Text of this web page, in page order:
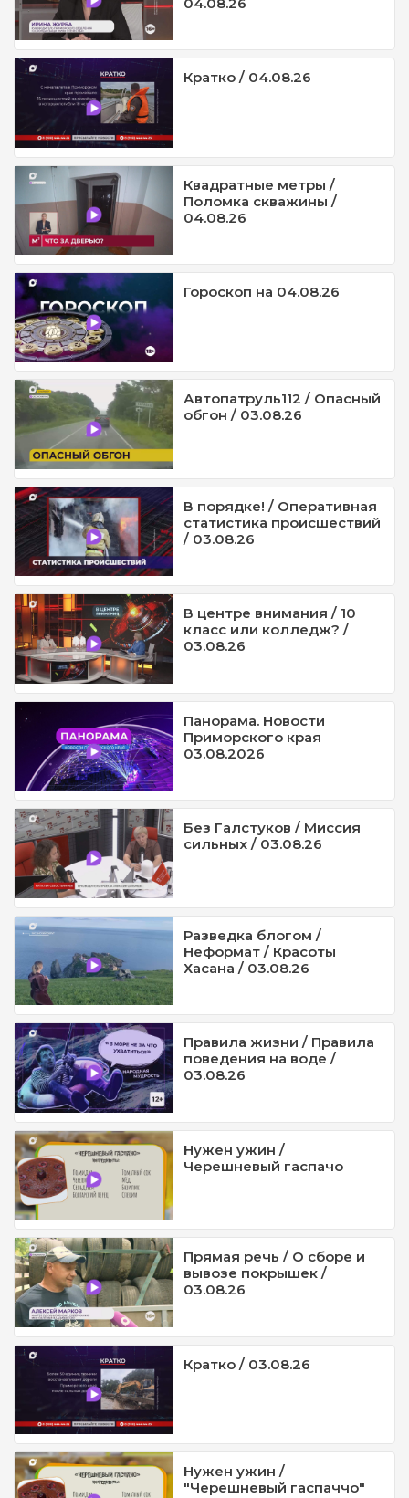
Кратко / 04.08.26
Квадратные метры /
Поломка скважины /
04.08.26
Гороскоп на 04.08.26
Автопатруль112 / Опасный
обгон / 03.08.26
В порядке! / Оперативная
статистика происшествий
/ 03.08.26
В центре внимания / 10
класс или колледж? /
03.08.26
Панорама. Новости
Приморского края
03.08.2026
Без Галстуков / Миссия
сильных / 03.08.26
Разведка блогом /
Неформат / Красоты
Хасана / 03.08.26
Правила жизни / Правила
поведения на воде /
03.08.26
Нужен ужин /
Черешневый гаспачо
Прямая речь / О сборе и
вывозе покрышек /
03.08.26
Кратко / 03.08.26
Нужен ужин /
"Черешневый гаспаччо"